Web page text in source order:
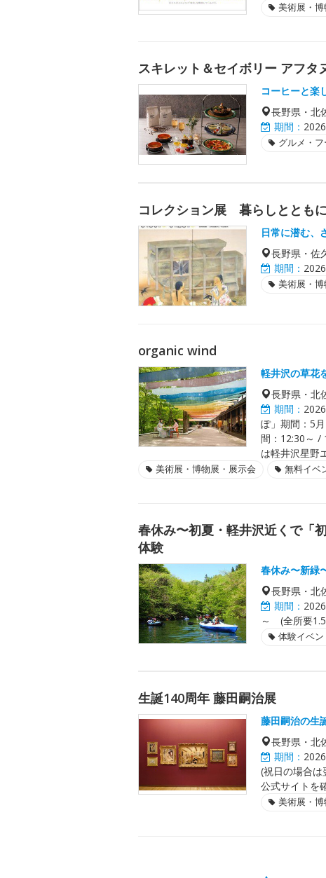
美術展・
スキレット＆セイボリー アフタ
コーヒーと楽
長野県・北
期間：
グルメ・
コレクション展 暮らしととも
日常に潜む、
長野県・佐
期間：
美術展・
organic wind
軽井沢の草花
長野県・北
期間：
ぽ」期間：5
間：12:30～ /
は軽井沢星野
美術展・博物展・展示会 無料イベ
春休み〜初夏・軽井沢近くで「
体験
春休み〜新緑
長野県・北
期間：
～ (全所要
体験イベ
生誕140周年 藤田嗣治展
藤田嗣治の生
長野県・北
期間：
(祝日の場合
公式サイトを
美術展・